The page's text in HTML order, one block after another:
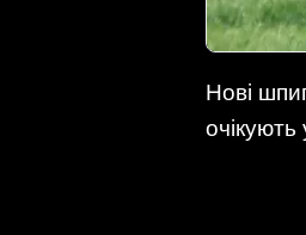
Нові
очікують